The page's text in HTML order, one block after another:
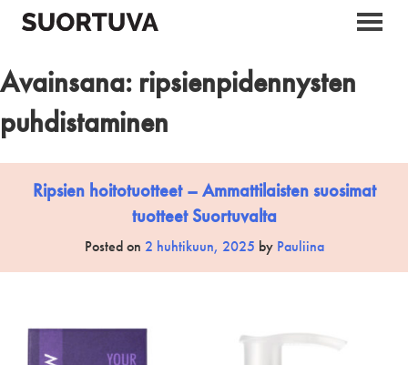
Avainsana: ripsienpidennysten
puhdistaminen
Ripsien hoitotuotteet – Ammattilaisten suosimat
tuotteet Suortuvalta
Posted on 2 huhtikuun, 2025 by Pauliina